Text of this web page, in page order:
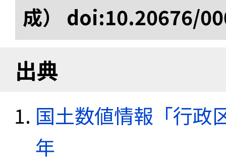
成） doi:10.20676/
出典
国土数値情報「行政
年